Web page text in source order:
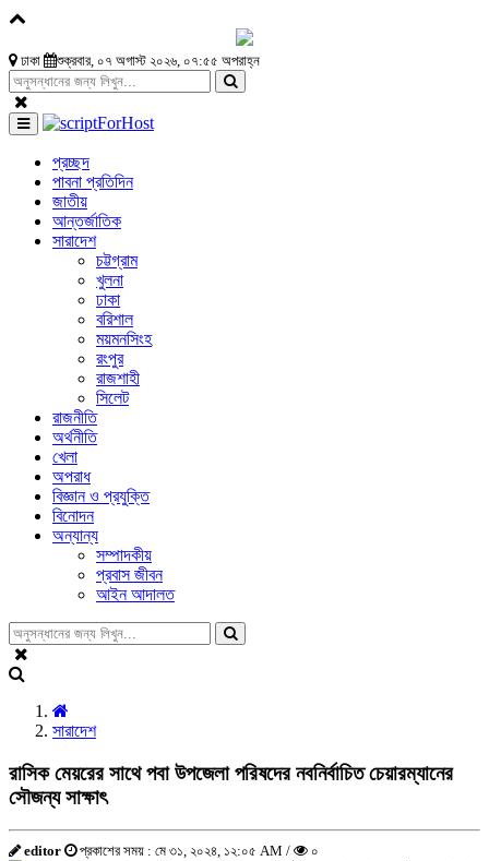
ঢাকা শুক্রবার, ০৭ অগাস্ট ২০২৬, ০৭:৫৫ অপরাহ্ন
প্রচ্ছদ
পাবনা প্রতিদিন
জাতীয়
আন্তর্জাতিক
সারাদেশ
চট্টগ্রাম
খুলনা
ঢাকা
বরিশাল
ময়মনসিংহ
রংপুর
রাজশাহী
সিলেট
রাজনীতি
অর্থনীতি
খেলা
অপরাধ
বিজ্ঞান ও প্রযুক্তি
বিনোদন
অন্যান্য
সম্পাদকীয়
প্রবাস জীবন
আইন আদালত
সারাদেশ
রাসিক মেয়রের সাথে পবা উপজেলা পরিষদের নবনির্বাচিত চেয়ারম্যানের
সৌজন্য সাক্ষাৎ
editor প্রকাশের সময় : মে ৩১, ২০২৪, ১২:০৫ AM / ০